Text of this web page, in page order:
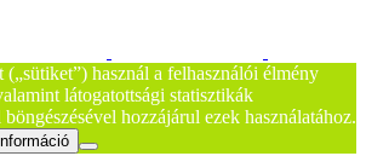
használ a felhasználói élmény
látogatottsági statisztikák
hozzájárul ezek használatához.